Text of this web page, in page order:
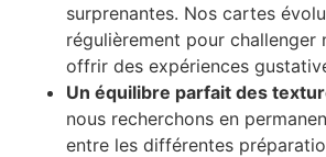
surprenantes. Nos cartes
régulièrement pour
offrir des expériences
Un équilibre parfait des
nous recherchons en
entre les différentes